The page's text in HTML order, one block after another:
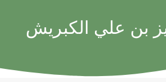
بن علي الكبريش